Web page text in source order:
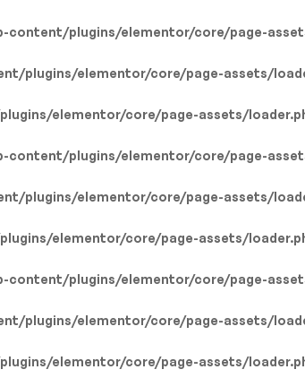
content/plugins/elementor/core/page-
plugins/elementor/core/page-assets/
elementor/core/page-assets/
content/plugins/elementor/core/page-
plugins/elementor/core/page-assets/
elementor/core/page-assets/
content/plugins/elementor/core/page-
plugins/elementor/core/page-assets/
elementor/core/page-assets/